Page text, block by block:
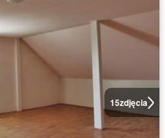
15zdjęcia